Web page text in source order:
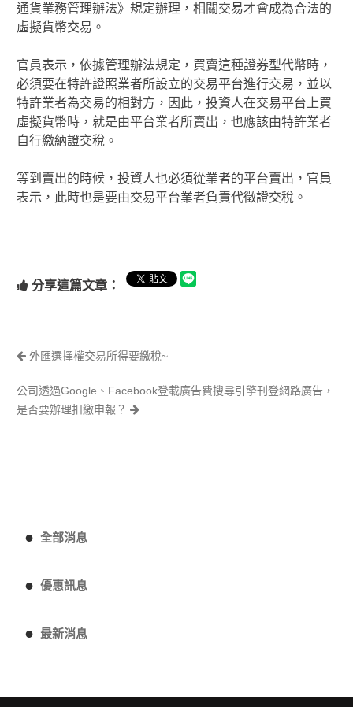
通貨業務管理辦法》規定辦理，相關交易才會成為合法的
虛擬貨幣交易。
官員表示，依據管理辦法規定，買賣這種證券型代幣時，
必須要在特許證照業者所設立的交易平台進行交易，並以
特許業者為交易的相對方，因此，投資人在交易平台上買
虛擬貨幣時，就是由平台業者所賣出，也應該由特許業者
自行繳納證交稅。
等到賣出的時候，投資人也必須從業者的平台賣出，官員
表示，此時也是要由交易平台業者負責代徵證交稅。
分享這篇文章：
外匯選擇權交易所得要繳稅~
公司透過Google、Facebook登載廣告費搜尋引擎刊登網路廣告，
是否要辦理扣繳申報？
● 全部消息
● 優惠訊息
● 最新消息